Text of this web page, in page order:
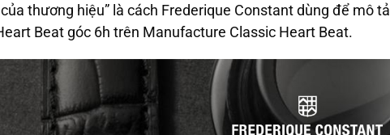
thương hiệu” là cách Frederique Constant dùng để mô tả
Beat góc 6h trên Manufacture Classic Heart Beat.